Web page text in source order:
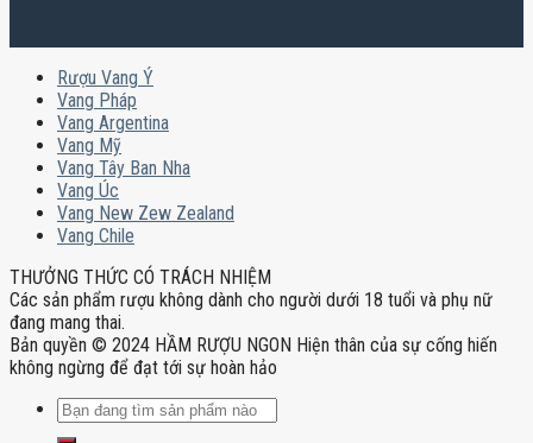
Rượu Vang Ý
Vang Pháp
Vang Argentina
Vang Mỹ
Vang Tây Ban Nha
Vang Úc
Vang New Zew Zealand
Vang Chile
THƯỞNG THỨC CÓ TRÁCH NHIỆM
Các sản phẩm rượu không dành cho người dưới 18 tuổi và phụ nữ
đang mang thai.
Bản quyền © 2024 HẦM RƯỢU NGON Hiện thân của sự cống hiến
không ngừng để đạt tới sự hoàn hảo
Tìm
kiếm: